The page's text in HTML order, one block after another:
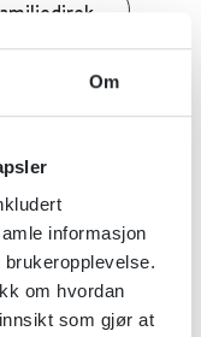
Om
informasjon
om hvordan
som gjør at